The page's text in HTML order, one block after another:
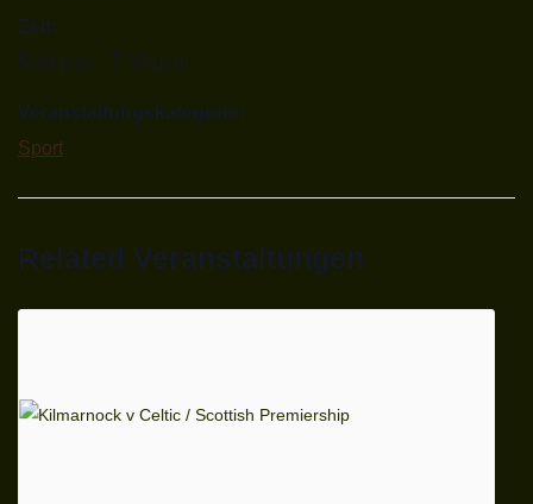
Zeit:
5:30 p.m. - 7:30 p.m.
Veranstaltungskategorie:
Sport
Related Veranstaltungen